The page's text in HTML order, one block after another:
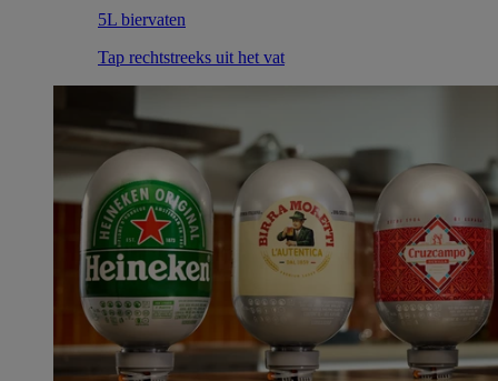
5L biervaten
Tap rechtstreeks uit het vat